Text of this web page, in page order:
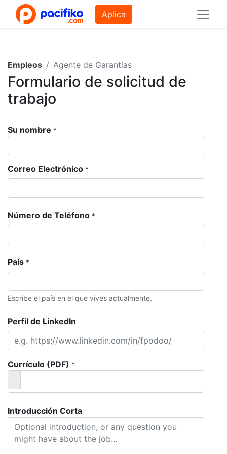
Aplica
Empleos Agente de Garantías
Formulario de solicitud de
trabajo
Su nombre *
Correo Electrónico *
Número de Teléfono *
País *
Escribe el país en el que vives actualmente.
Perfil de LinkedIn
Currículo (PDF) *
Introducción Corta